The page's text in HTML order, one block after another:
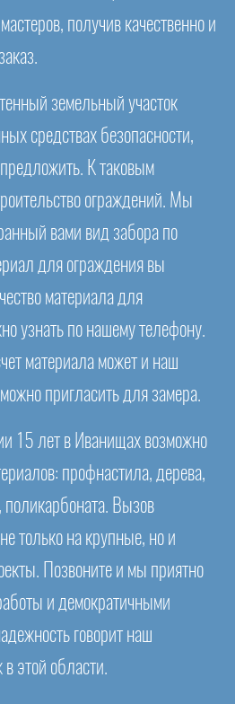
получив качественно и
земельный участок
средствах безопасности,
К таковым
ограждений. Мы
вами вид забора по
для ограждения вы
материала для
узнать по нашему телефону.
материала может и наш
пригласить для замера.
15 лет в Иванищах возможно
профнастила, дерева,
Вызов
только на крупные, но и
Позвоните и мы приятно
и демократичными
говорит наш
этой области.